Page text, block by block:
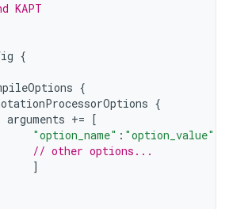
KAPT
{
{
{
arguments += [
"option_name" : "option_value"
// other options...
]